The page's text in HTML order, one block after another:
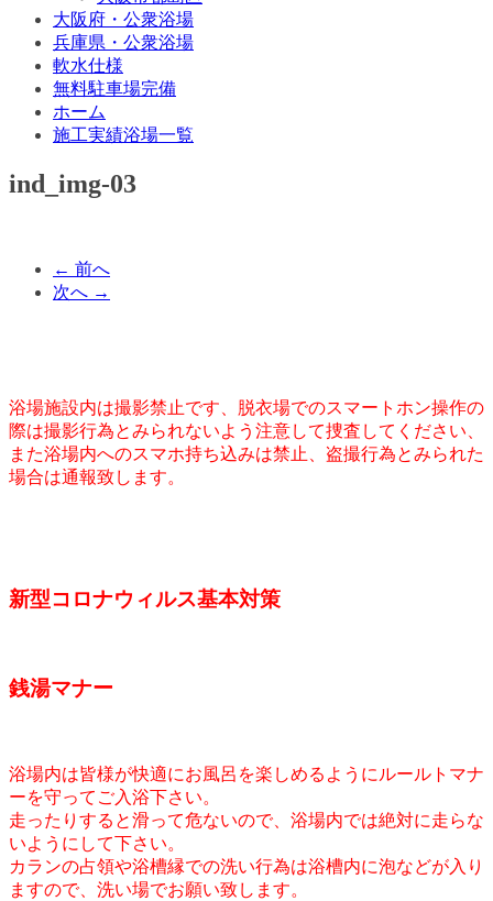
大阪府・公衆浴場
兵庫県・公衆浴場
軟水仕様
無料駐車場完備
ホーム
施工実績浴場一覧
ind_img-03
← 前へ
次へ →
浴場施設内は撮影禁止です、脱衣場でのスマートホン操作の
際は撮影行為とみられないよう注意して捜査してください、
また浴場内へのスマホ持ち込みは禁止、盗撮行為とみられた
場合は通報致します。
新型コロナウィルス基本対策
銭湯マナー
浴場内は皆様が快適にお風呂を楽しめるようにルールトマナ
ーを守ってご入浴下さい。
走ったりすると滑って危ないので、浴場内では絶対に走らな
いようにして下さい。
カランの占領や浴槽縁での洗い行為は浴槽内に泡などが入り
ますので、洗い場でお願い致します。